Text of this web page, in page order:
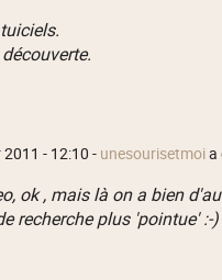
- 12:10 - unesourisetmoia
ok , mais là on a bien
recherche plus 'pointue' :-)